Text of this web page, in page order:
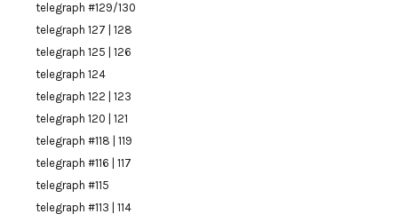
telegraph #129/130
telegraph 127 | 128
telegraph 125 | 126
telegraph 124
telegraph 122 | 123
telegraph 120 | 121
telegraph #118 | 119
telegraph #116 | 117
telegraph #115
telegraph #113 | 114